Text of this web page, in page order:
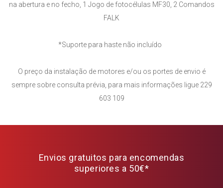
na abertura e no fecho, 1 Jogo de fotocélulas MF30, 2 Comandos
FALK
*Suporte para haste não incluído
O preço da instalação de motores e/ou os portes de envio é
sempre sobre consulta prévia, para mais informações ligue 229
603 109
Envios gratuitos para encomendas
superiores a 50€*